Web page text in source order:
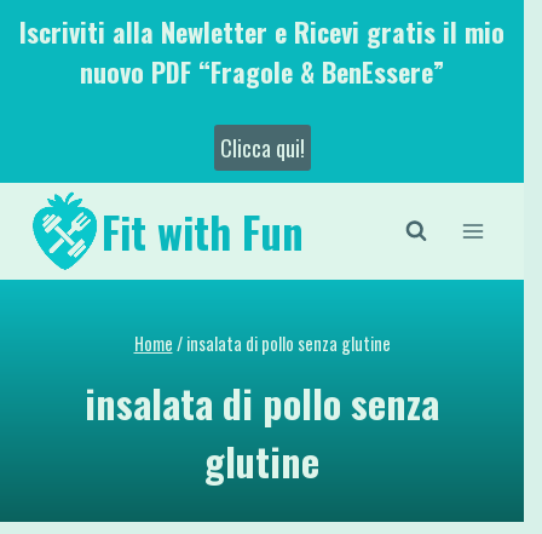
SaltaIscriviti alla Newletter e Ricevi gratis il mio
nuovo PDF “Fragole & BenEssere”
Clicca qui!
Fit with Fun
Home/ insalata di pollo senza glutine
insalata di pollo senza
glutine